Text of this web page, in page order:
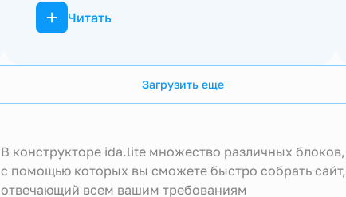
Читать
Загрузить еще
В конструкторе ida.lite множество различных блоков,
с помощью которых вы сможете быстро собрать сайт,
отвечающий всем вашим требованиям